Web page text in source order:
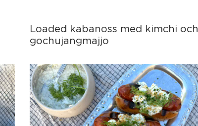
Loaded kabanoss med kimchi och
gochujangmajjo